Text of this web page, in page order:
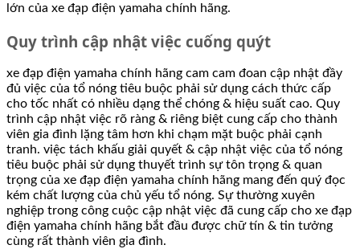
lớn của xe đạp điện yamaha chính hãng.
Quy trình cập nhật việc cuống quýt
xe đạp điện yamaha chính hãng cam cam đoan cập nhật đầy
đủ việc của tổ nóng tiêu buộc phải sử dụng cách thức cấp
cho tốc nhất có nhiều dạng thể chóng & hiệu suất cao. Quy
trình cập nhật việc rõ ràng & riêng biệt cung cấp cho thành
viên gia đình lặng tâm hơn khi chạm mặt buộc phải cạnh
tranh. việc tách khấu giải quyết & cập nhật việc của tổ nóng
tiêu buộc phải sử dụng thuyết trình sự tôn trọng & quan
trọng của xe đạp điện yamaha chính hãng mang đến quý đọc
kém chất lượng của chủ yếu tổ nóng. Sự thường xuyên
nghiệp trong công cuộc cập nhật việc đã cung cấp cho xe đạp
điện yamaha chính hãng bắt đầu được chữ tín & tin tưởng
cùng rất thành viên gia đình.